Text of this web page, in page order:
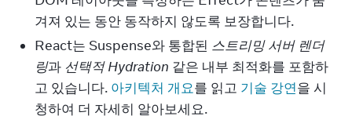
겨져 있는 동안 동작하지 않도록 보장합니다.
React는 Suspense와 통합된 스트리밍 서버 렌더
링과 선택적 Hydration 같은 내부 최적화를 포함하
고 있습니다. 아키텍처 개요를 읽고 기술 강연을 시
청하여 더 자세히 알아보세요.